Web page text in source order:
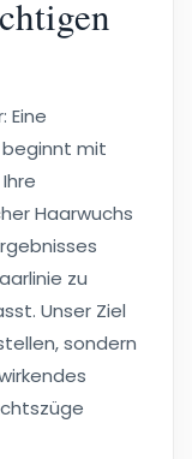
Eine
mit
Haarwuchs
zu
Unser Ziel
sondern